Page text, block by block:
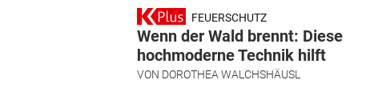
FEUERSCHUTZ
Wenn der Wald brennt: Diese
hochmoderne Technik hilft
VON DOROTHEA WALCHSHÄUSL